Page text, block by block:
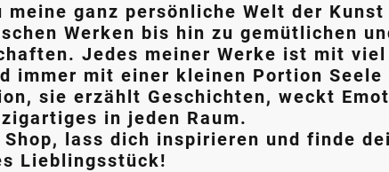
ganz persönliche Welt der Kunst
Werken bis hin zu gemütlichen
Jedes meiner Werke ist mit
immer mit einer kleinen Portion Seele
sie erzählt Geschichten, weckt
in jeden Raum.
lass dich inspirieren und finde
Lieblingsstück!